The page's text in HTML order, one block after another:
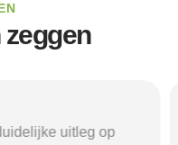
en verdwaald in alle